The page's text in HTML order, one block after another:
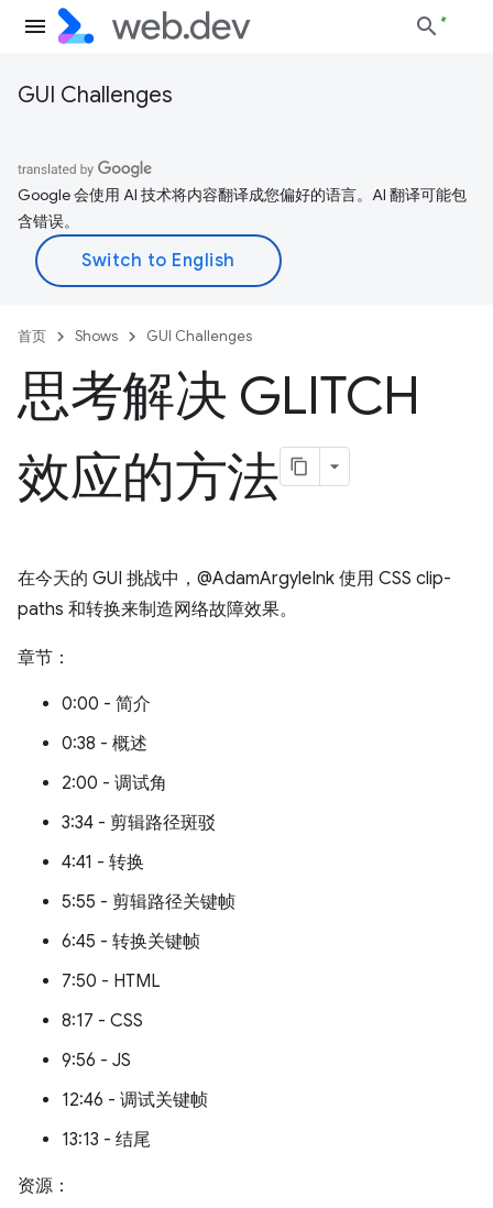
GUI Challenges
Google 会使用 AI 技术将内容翻译成您偏好的语言。AI 翻译可能包
含错误。
首页 Shows GUI Challenges
思考解决 GLITCH
效应的方法
在今天的 GUI 挑战中，@AdamArgyleInk 使用 CSS clip-
paths 和转换来制造网络故障效果。
章节：
0:00 - 简介
0:38 - 概述
2:00 - 调试角
3:34 - 剪辑路径斑驳
4:41 - 转换
5:55 - 剪辑路径关键帧
6:45 - 转换关键帧
7:50 - HTML
8:17 - CSS
9:56 - JS
12:46 - 调试关键帧
13:13 - 结尾
资源：